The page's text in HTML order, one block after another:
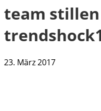
team
23. März 2017